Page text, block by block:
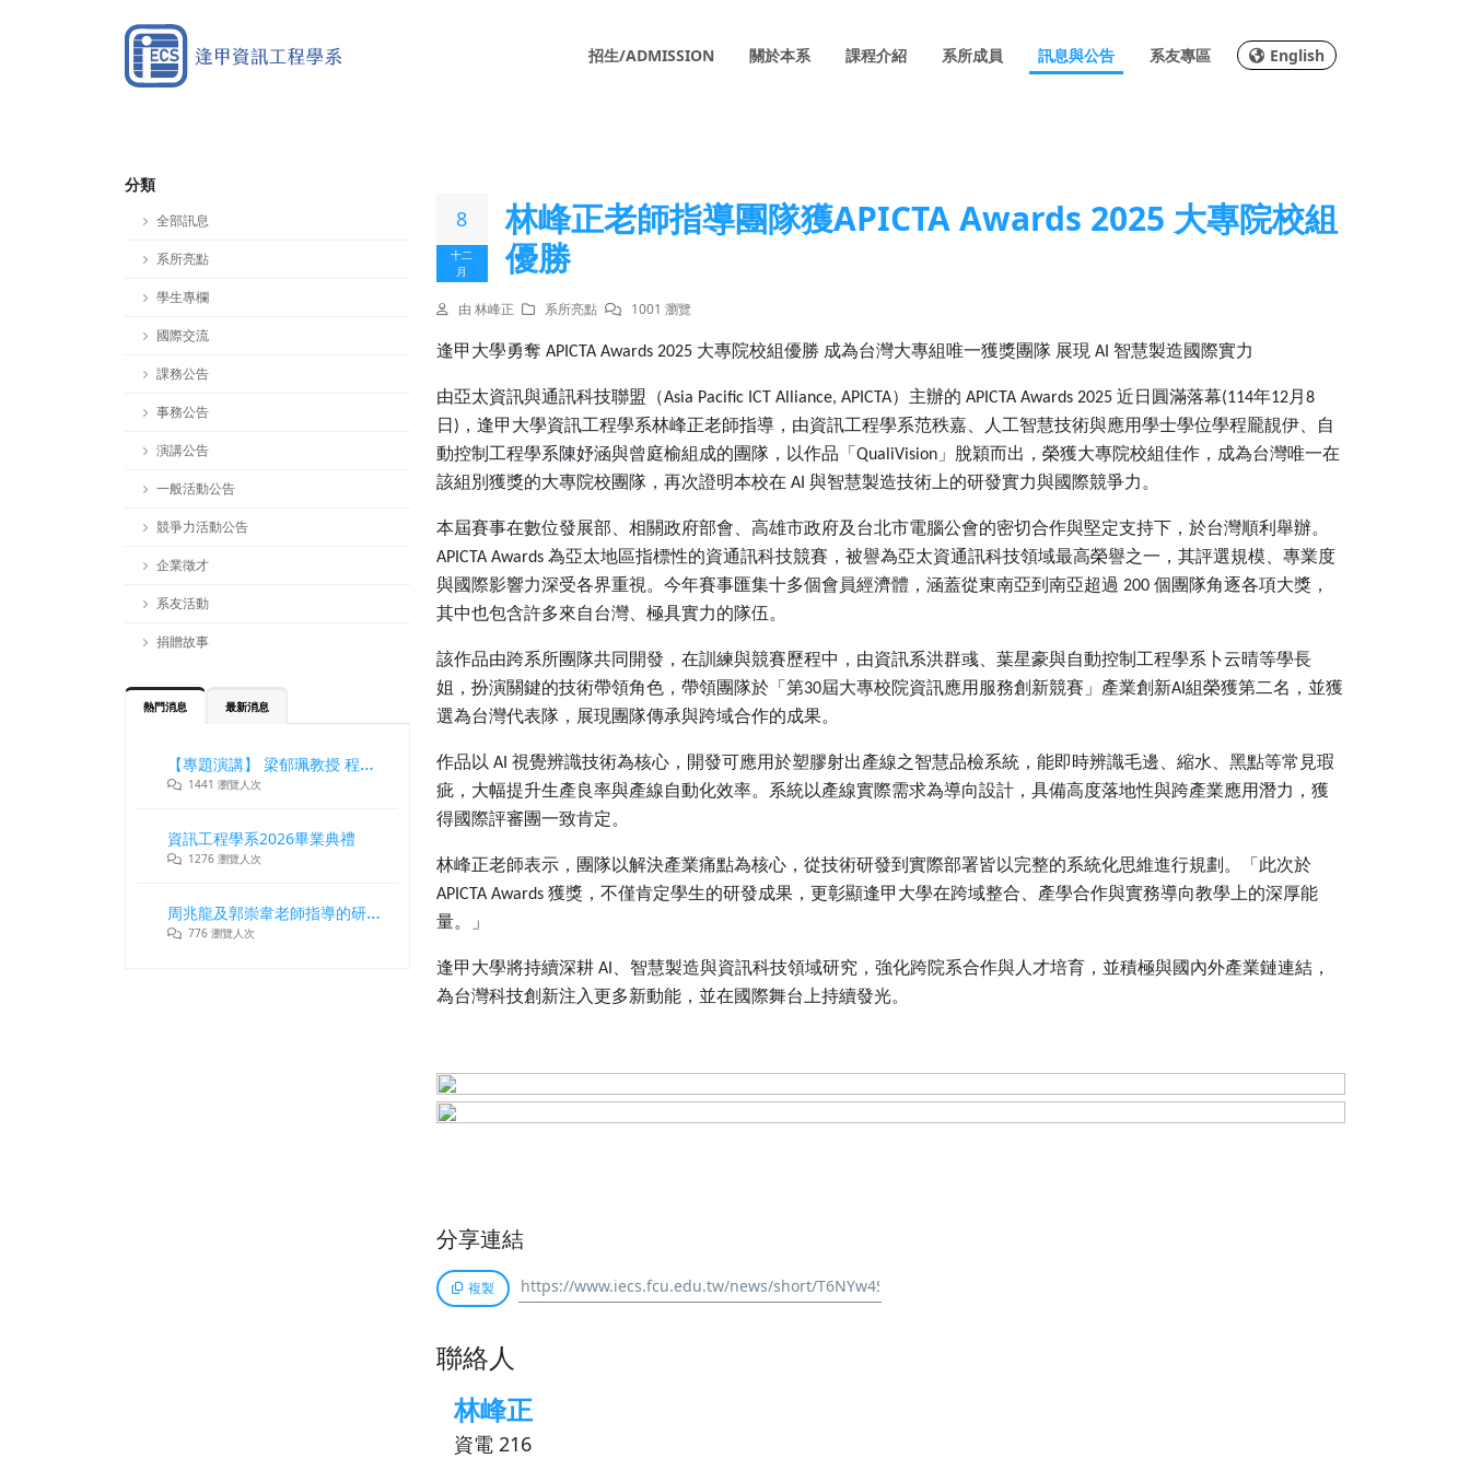
招生/ADMISSION 關於本系 課程介紹 系所成員 訊息與公告 系友專區 English
分類
全部訊息
系所亮點
學生專欄
國際交流
課務公告
事務公告
演講公告
一般活動公告
競爭力活動公告
企業徵才
系友活動
捐贈故事
熱門消息 最新消息
【專題演講】 梁郁珮教授 程式設計師在新世代記憶體與儲存系統中的角色與挑戰
1441 瀏覽人次
資訊工程學系2026畢業典禮
1276 瀏覽人次
周兆龍及郭崇韋老師指導的研究團隊獲DLT2026最佳論文獎
776 瀏覽人次
8
十二
月
林峰正老師指導團隊獲APICTA Awards 2025 大專院校組
優勝
由 林峰正 系所亮點 1001 瀏覽
逢甲大學勇奪 APICTA Awards 2025 大專院校組優勝 成為台灣大專組唯一獲獎團隊 展現 AI 智慧製造國際實力
由亞太資訊與通訊科技聯盟（Asia Pacific ICT Alliance, APICTA）主辦的 APICTA Awards 2025 近日圓滿落幕(114年12月 8
日 ) ，逢甲大學資訊工程學系林峰正老師指導，由資訊工程學系范秩嘉、人工智慧技術與應用學士學位學程龎靚伊、自
動控制工程學系陳妤涵與曾庭榆組成的團隊，以作品「 QualiVision 」脫穎而出，榮獲大專院校組佳作，成為台灣唯一在
該組別獲獎的大專院校團隊，再次證明本校在 AI 與智慧製造技術上的研發實力與國際競爭力。
本屆賽事在數位發展部、相關政府部會、高雄市政府及台北市電腦公會的密切合作與堅定支持下，於台灣順利舉辦。
APICTA Awards 為亞太地區指標性的資通訊科技競賽，被譽為亞太資通訊科技領域最高榮譽之一，其評選規模、專業度
與國際影響力深受各界重視。今年賽事匯集十多個會員經濟體，涵蓋從東南亞到南亞超過 200 個團隊角逐各項大獎，
其中也包含許多來自台灣、極具實力的隊伍。
該作品由跨系所團隊共同開發，在訓練與競賽歷程中，由資訊系洪群彧、葉星豪與自動控制工程學系卜云晴等學長
姐，扮演關鍵的技術帶領角色，帶領團隊於「第30屆大專校院資訊應用服務創新競賽」產業創新AI 組榮獲第二名，並獲
選為台灣代表隊，展現團隊傳承與跨域合作的成果。
作品以 AI 視覺辨識技術為核心，開發可應用於塑膠射出產線之智慧品檢系統，能即時辨識毛邊、縮水、黑點等常見瑕
疵，大幅提升生產良率與產線自動化效率。系統以產線實際需求為導向設計，具備高度落地性與跨產業應用潛力，獲
得國際評審團一致肯定。
林峰正老師表示，團隊以解決產業痛點為核心，從技術研發到實際部署皆以完整的系統化思維進行規劃。「此次於
APICTA Awards 獲獎，不僅肯定學生的研發成果，更彰顯逢甲大學在跨域整合、產學合作與實務導向教學上的深厚能
量。」
逢甲大學將持續深耕 AI
、智慧製造與資訊科技領域研究，強化跨院系合作與人才培育，並積極與國內外產業鏈連結，
為台灣科技創新注入更多新動能，並在國際舞台上持續發光。
分享連結
複製
聯絡人
林峰正
資電 216